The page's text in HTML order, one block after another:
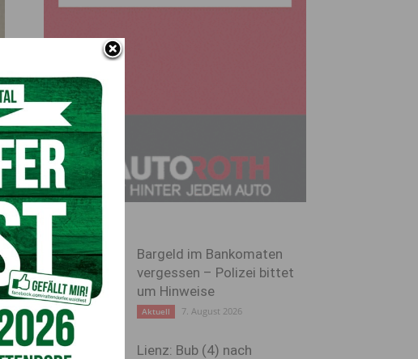
Bargeld im Bankomaten
vergessen – Polizei bittet
um Hinweise
Aktuell 7. August 2026
Lienz: Bub (4) nach